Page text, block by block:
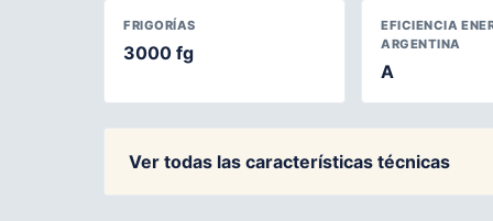
FRIGORÍAS
3000 fg
EFICIENCIA
ARGENTINA
A
Ver todas las características técnicas